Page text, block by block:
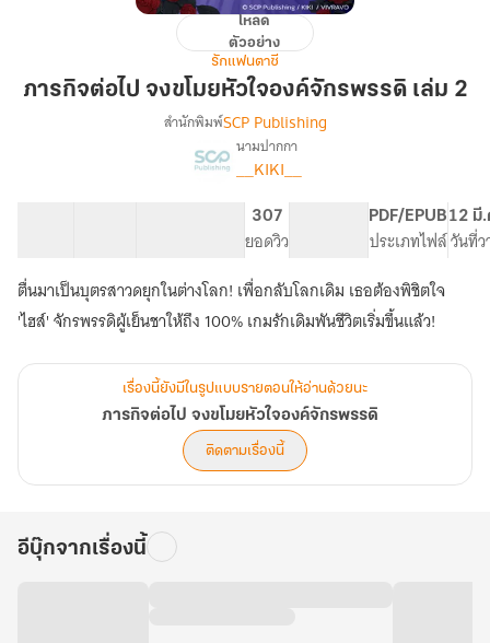
ภารกิจ
ไป
ขโมย
2
โหลด
ตัวอย่าง
รักแฟนตาซี
ภารกิจต่อไป จงขโมยหัวใจองค์จักรพรรดิ เล่ม 2
เรื่อง
ภารกิจ
ต่อ
ไป
จง
ขโมย
หัวใจ
องค์
จักรพรรดิ
สำนักพิมพ์SCP Publishing
นามปากกา
__KIKI__
307
ยอดวิว
PDF/EPUB
ประเภทไฟล์
12 มี
วันที่ว
ตื่นมาเป็นบุตรสาวดยุกในต่างโลก! เพื่อกลับโลกเดิม เธอต้องพิชิตใจ
'ไฮส์' จักรพรรดิผู้เย็นชาให้ถึง 100% เกมรักเดิมพันชีวิตเริ่มขึ้นแล้ว!
เรื่องนี้ยังมีในรูปแบบรายตอนให้อ่านด้วยนะ
ภารกิจต่อไป จงขโมยหัวใจองค์จักรพรรดิ
ติดตามเรื่องนี้
อีบุ๊กจากเรื่องนี้